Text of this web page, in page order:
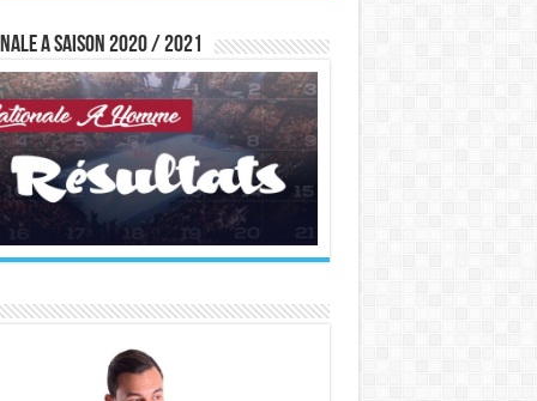
A saison 2020 / 2021